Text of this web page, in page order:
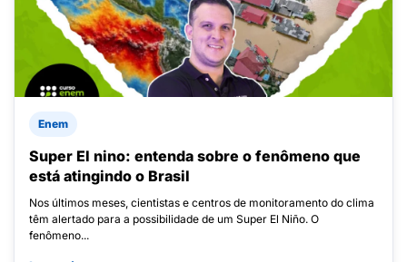
Enem
Super El nino: entenda sobre o fenômeno que
está atingindo o Brasil
Nos últimos meses, cientistas e centros de monitoramento do clima
têm alertado para a possibilidade de um Super El Niño. O
fenômeno...